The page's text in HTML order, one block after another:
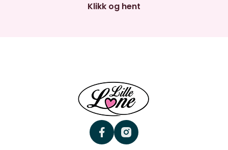
Klikk og hent
facebookinstagram